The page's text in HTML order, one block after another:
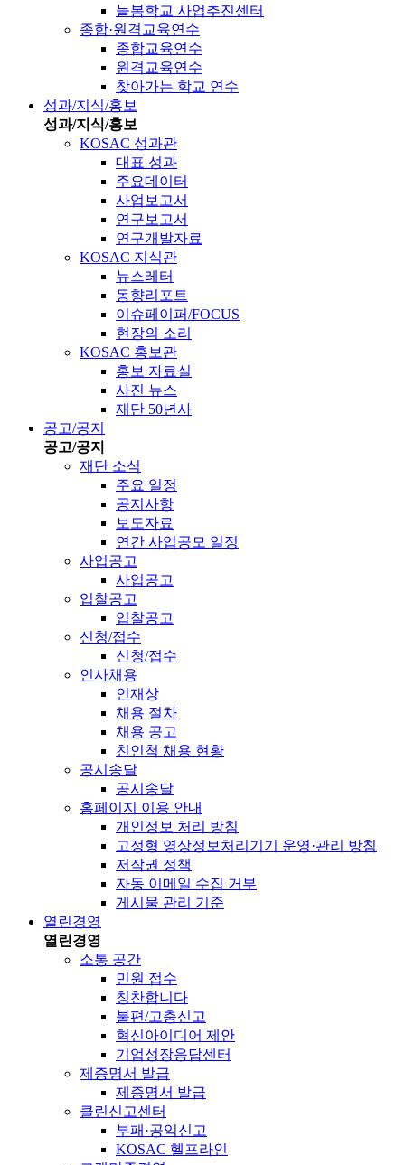
늘봄학교 사업추진센터
종합·원격교육연수
종합교육연수
원격교육연수
찾아가는 학교 연수
성과/지식/홍보
성과/지식/홍보
KOSAC 성과관
대표 성과
주요데이터
사업보고서
연구보고서
연구개발자료
KOSAC 지식관
뉴스레터
동향리포트
이슈페이퍼/FOCUS
현장의 소리
KOSAC 홍보관
홍보 자료실
사진 뉴스
재단 50년사
공고/공지
공고/공지
재단 소식
주요 일정
공지사항
보도자료
연간 사업공모 일정
사업공고
사업공고
입찰공고
입찰공고
신청/접수
신청/접수
인사채용
인재상
채용 절차
채용 공고
친인척 채용 현황
공시송달
공시송달
홈페이지 이용 안내
개인정보 처리 방침
고정형 영상정보처리기기 운영·관리 방침
저작권 정책
자동 이메일 수집 거부
게시물 관리 기준
열린경영
열린경영
소통 공간
민원 접수
칭찬합니다
불편/고충신고
혁신아이디어 제안
기업성장응답센터
제증명서 발급
제증명서 발급
클린신고센터
부패·공익신고
KOSAC 헬프라인